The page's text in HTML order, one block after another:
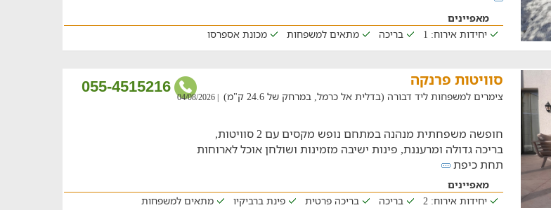
מאפיינים
יחידות אירוח: 1
בריכה מתאים למשפחות מכונת אספרסו
055-4515216 סוויטות פרנקה
צימרים למשפחות ליד דבורה (בדלית אל כרמל, במרחק של 24.6 ק"מ) | 04/08/2026
חופשה משפחתית מנהנה במתחם נופש מקסים עם 2 סוויטות,
בריכה גדולה ומרעננת, פינות ישיבה מזמינות ושולחן אוכל לארוחות
תחת כיפת
מאפיינים
יחידות אירוח: 2
בריכה בריכה פרטית פינת ברביקיו
מתאים למשפחות